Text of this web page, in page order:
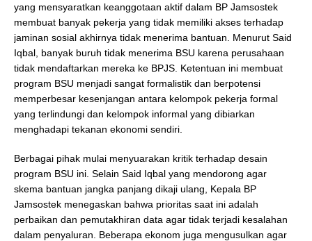
yang mensyaratkan keanggotaan aktif dalam BP Jamsostek
membuat banyak pekerja yang tidak memiliki akses terhadap
jaminan sosial akhirnya tidak menerima bantuan. Menurut Said
Iqbal, banyak buruh tidak menerima BSU karena perusahaan
tidak mendaftarkan mereka ke BPJS. Ketentuan ini membuat
program BSU menjadi sangat formalistik dan berpotensi
memperbesar kesenjangan antara kelompok pekerja formal
yang terlindungi dan kelompok informal yang dibiarkan
menghadapi tekanan ekonomi sendiri.
Berbagai pihak mulai menyuarakan kritik terhadap desain
program BSU ini. Selain Said Iqbal yang mendorong agar
skema bantuan jangka panjang dikaji ulang, Kepala BP
Jamsostek menegaskan bahwa prioritas saat ini adalah
perbaikan dan pemutakhiran data agar tidak terjadi kesalahan
dalam penyaluran. Beberapa ekonom juga mengusulkan agar